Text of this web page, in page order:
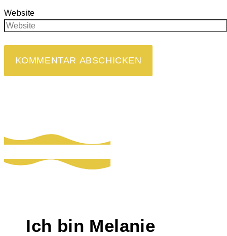
Website
Ich bin Melanie